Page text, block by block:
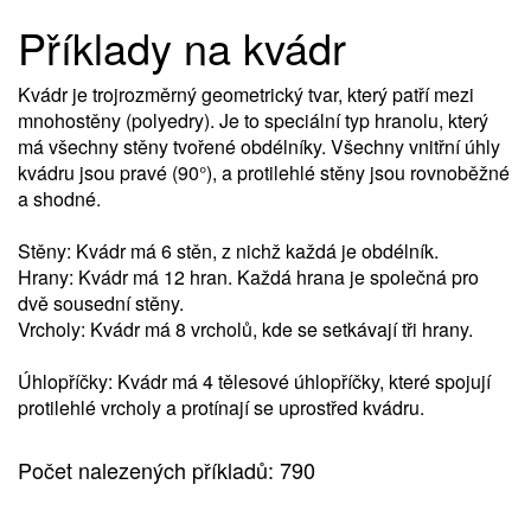
Příklady na kvádr
Kvádr je trojrozměrný geometrický tvar, který patří mezi
mnohostěny (polyedry). Je to speciální typ hranolu, který
má všechny stěny tvořené obdélníky. Všechny vnitřní úhly
kvádru jsou pravé (90°), a protilehlé stěny jsou rovnoběžné
a shodné.
Stěny: Kvádr má 6 stěn, z nichž každá je obdélník.
Hrany: Kvádr má 12 hran. Každá hrana je společná pro
dvě sousední stěny.
Vrcholy: Kvádr má 8 vrcholů, kde se setkávají tři hrany.
Úhlopříčky: Kvádr má 4 tělesové úhlopříčky, které spojují
protilehlé vrcholy a protínají se uprostřed kvádru.
Počet nalezených příkladů: 790